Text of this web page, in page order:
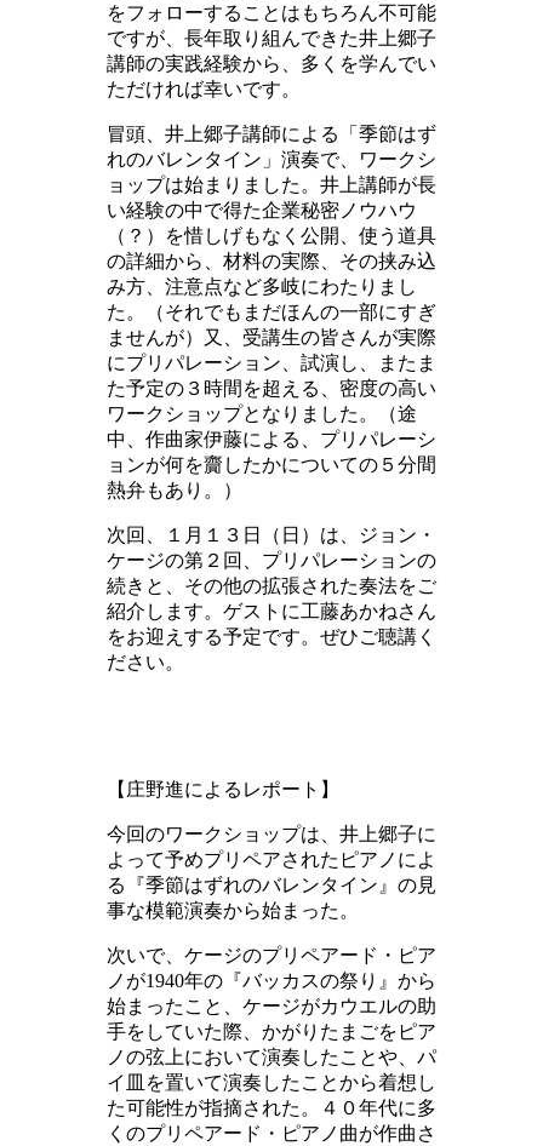
をフォローすることはもちろん不可能
ですが、長年取り組んできた井上郷子
講師の実践経験から、多くを学んでい
ただければ幸いです。
冒頭、井上郷子講師による「季節はず
れのバレンタイン」演奏で、ワークシ
ョップは始まりました。井上講師が長
い経験の中で得た企業秘密ノウハウ
（？）を惜しげもなく公開、使う道具
の詳細から、材料の実際、その挟み込
み方、注意点など多岐にわたりまし
た。（それでもまだほんの一部にすぎ
ませんが）又、受講生の皆さんが実際
にプリパレーション、試演し、またま
た予定の３時間を超える、密度の高い
ワークショップとなりました。（途
中、作曲家伊藤による、プリパレーシ
ョンが何を齎したかについての５分間
熱弁もあり。）
次回、１月１３日（日）は、ジョン・
ケージの第２回、プリパレーションの
続きと、その他の拡張された奏法をご
紹介します。ゲストに工藤あかねさん
をお迎えする予定です。ぜひご聴講く
ださい。
【庄野進によるレポート】
今回のワークショップは、井上郷子に
よって予めプリペアされたピアノによ
る『季節はずれのバレンタイン』の見
事な模範演奏から始まった。
次いで、ケージのプリペアード・ピア
ノが1940年の『バッカスの祭り』から
始まったこと、ケージがカウエルの助
手をしていた際、かがりたまごをピア
ノの弦上において演奏したことや、パ
イ皿を置いて演奏したことから着想し
た可能性が指摘された。４０年代に多
くのプリペアード・ピアノ曲が作曲さ